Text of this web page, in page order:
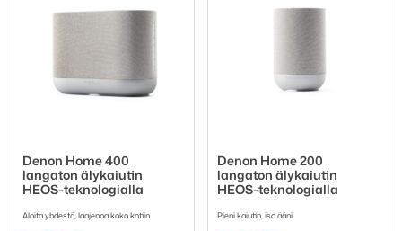
Denon Home 400
langaton älykaiutin
HEOS-teknologialla
Aloita yhdestä, laajenna koko kotiin
Denon Home 200
langaton älykaiutin
HEOS-teknologialla
Pieni kaiutin, iso ääni